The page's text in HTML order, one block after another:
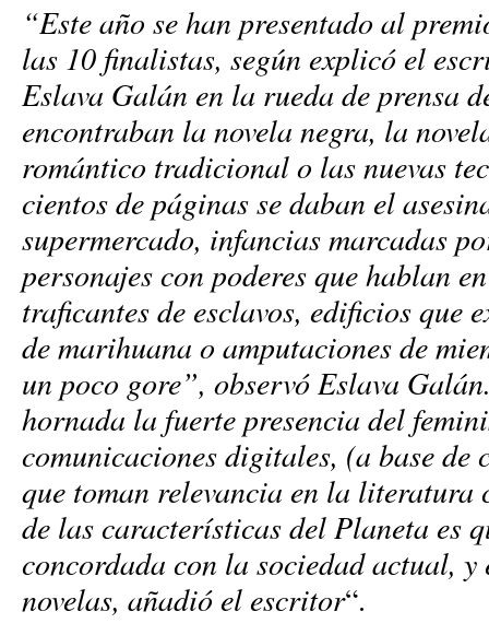
“Este año se han presentado al
las 10 finalistas, según explicó el
Eslava Galán en la rueda de prensa
encontraban la novela negra, la
romántico tradicional o las nuevas
cientos de páginas se daban el
supermercado, infancias marcadas
personajes con poderes que hablan
traficantes de esclavos, edificios que
de marihuana o amputaciones de
un poco gore”, observó Eslava
hornada la fuerte presencia del
comunicaciones digitales, (a base de
que toman relevancia en la literatura
de las características del Planeta es
concordada con la sociedad actual, y
novelas, añadió el escritor“.